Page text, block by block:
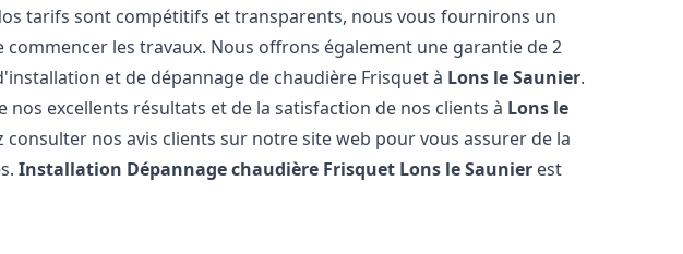
tarifs sont compétitifs et transparents, nous vous fournirons un
commencer les travaux. Nous offrons également une garantie de 2
et de dépannage de chaudière Frisquet à Lons le Saunier.
nos excellents résultats et de la satisfaction de nos clients à Lons le
consulter nos avis clients sur notre site web pour vous assurer de la
Installation Dépannage chaudière Frisquet Lons le Saunier est